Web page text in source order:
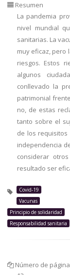
Resumen
La pandemia
nivel mundial
sanitarias. La
muy eficaz, pero
riesgos. Estos
algunos
conllevado la
patrimonial
no, de estas
tanto sobre el
de los requisitos
independencia
considerar
resultado ser
Covid-19
Vacunas
Principio de solidaridad
Responsabilidad sanitaria
Número de